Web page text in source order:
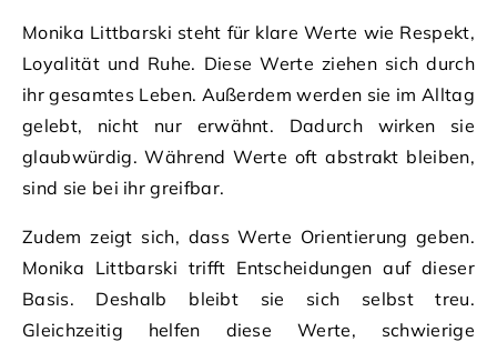
Monika Littbarski steht für klare Werte wie Respekt,
Loyalität und Ruhe. Diese Werte ziehen sich durch
ihr gesamtes Leben. Außerdem werden sie im Alltag
gelebt, nicht nur erwähnt. Dadurch wirken sie
glaubwürdig. Während Werte oft abstrakt bleiben,
sind sie bei ihr greifbar.
Zudem zeigt sich, dass Werte Orientierung geben.
Monika Littbarski trifft Entscheidungen auf dieser
Basis. Deshalb bleibt sie sich selbst treu.
Gleichzeitig helfen diese Werte, schwierige